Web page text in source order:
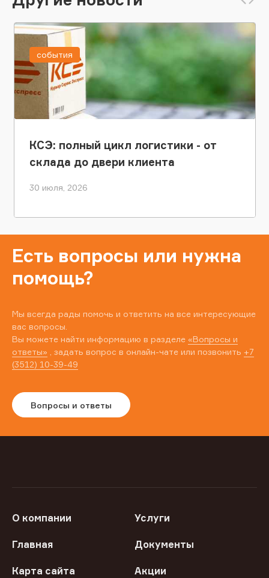
КСЭ: полный цикл логистики - от
склада до двери клиента
30 июля, 2026
события
Есть вопросы или нужна
помощь?
Мы всегда рады помочь и ответить на все интересующие
вас вопросы.
Вы можете найти информацию в разделе «Вопросы и
ответы» , задать вопрос в онлайн-чате или позвонить +7
(3512) 10-39-49
Вопросы и ответы
О компании Услуги
Главная Документы
Карта сайта Акции